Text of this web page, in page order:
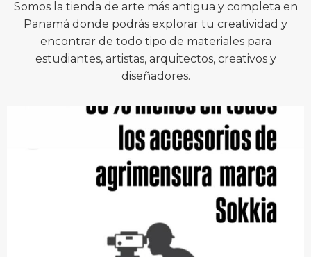
Somos la tienda de arte más antigua y completa en
Panamá donde podrás explorar tu creatividad y
encontrar de todo tipo de materiales para
estudiantes, artistas, arquitectos, creativos y
diseñadores.